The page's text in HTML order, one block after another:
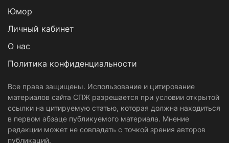
Юмор
Личный кабинет
О нас
Политика конфиденциальности
Все права защищены. Использование и цитирование
материалов сайта СПЖ разрешается при условии открытой
ссылки на цитируемую статью, которая должна находиться
в первом абзаце публикуемого материала. Мнение
редакции может не совпадать с точкой зрения авторов
публикаций.